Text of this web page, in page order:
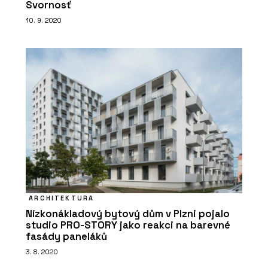
Svornosť
10. 9. 2020
ARCHITEKTURA
Nízkonákladový bytový dům v Plzni pojalo
studio PRO-STORY jako reakci na barevné
fasády paneláků
3. 8. 2020